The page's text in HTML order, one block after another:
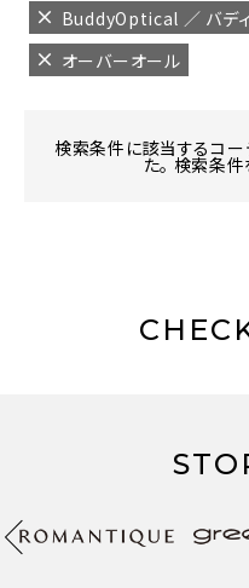
BuddyOptical ／ バデ
オーバーオール
検索条件に該当するコー
た。 検索条件